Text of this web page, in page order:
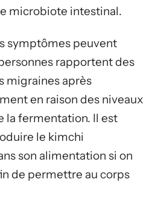
microbiote intestinal.
symptômes peuvent
rapportent des
migraines après
en raison des niveaux
la fermentation. Il est
le kimchi
son alimentation si on
de permettre au corps